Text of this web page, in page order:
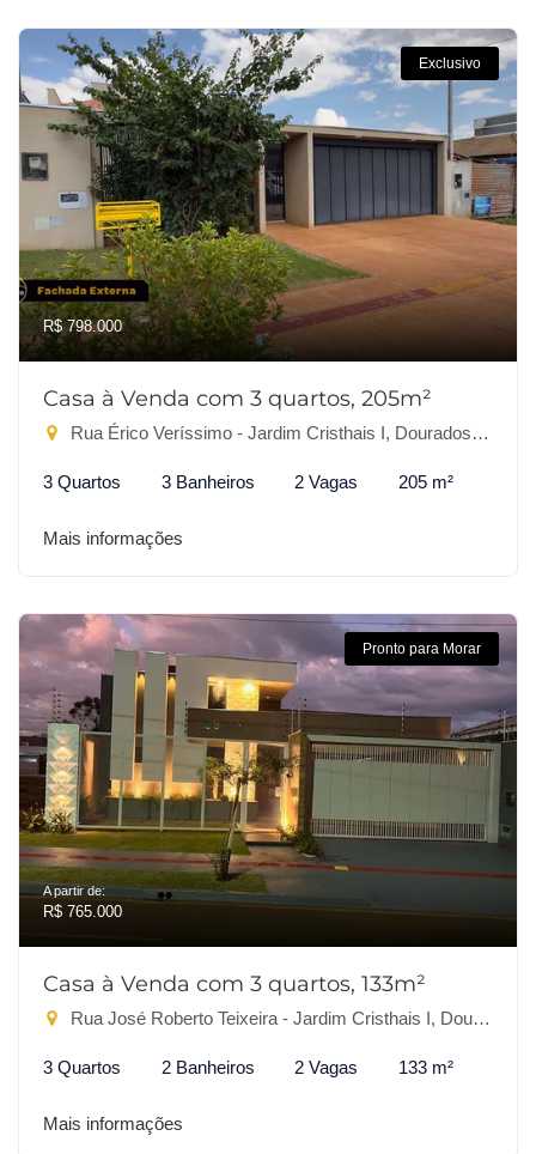
Exclusivo
R$ 798.000
Casa à Venda com 3 quartos, 205m²
Rua Érico Veríssimo - Jardim Cristhais I, Dourados-MS
3 Quartos 3 Banheiros 2 Vagas 205 m²
Mais informações
Pronto para Morar
A partir de:
R$ 765.000
Casa à Venda com 3 quartos, 133m²
Rua José Roberto Teixeira - Jardim Cristhais I, Dourados-MS
3 Quartos 2 Banheiros 2 Vagas 133 m²
Mais informações